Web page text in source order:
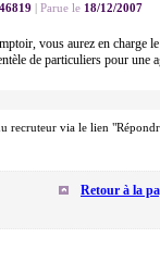
| Parue le 18/12/2007
vous aurez en charge
de particuliers pour une
recruteur via le lien
Retour à la